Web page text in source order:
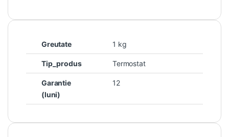
Greutate 1 kg
Tip_produs Termostat
Garantie
(luni)
12